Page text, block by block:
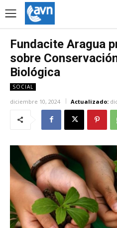
Fundacite Aragua
sobre
Biológica
SOCIAL
diciembre 10, 2024 Actualizado: